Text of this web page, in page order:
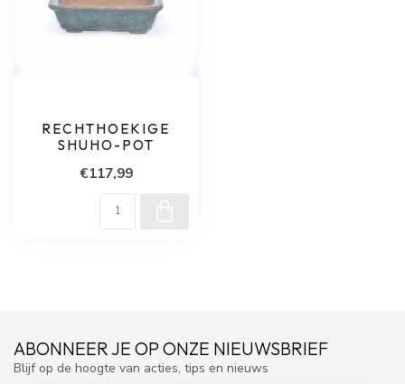
RECHTHOEKIGE
SHUHO-POT
€117,99
ABONNEER JE OP ONZE NIEUWSBRIEF
Blijf op de hoogte van acties, tips en nieuws